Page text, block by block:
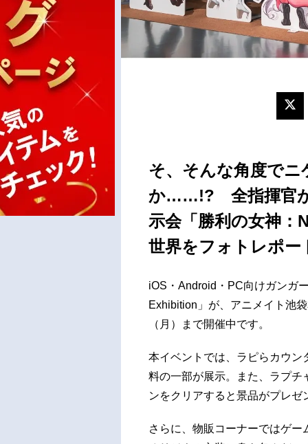
そ、そんな角度で
か……!? 全指揮官が
示会「勝利の女神
世界をフォトレポー
iOS・Android・PC向けガンガ
Exhibition」が、アニメイト池
（月）まで開催中です。
本イベントでは、ラピらカウン
料の一部が展示。また、ラプチ
ンをクリアすると景品がプレゼ
さらに、物販コーナーではゲ